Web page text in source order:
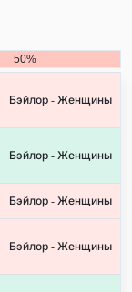
50%
Бэйлор - Женщины
Бэйлор - Женщины
Бэйлор - Женщины
Бэйлор - Женщины